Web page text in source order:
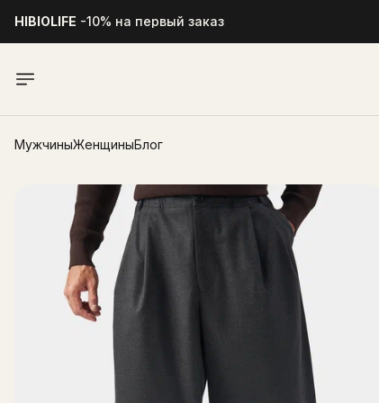
HIBIOLIFE -10% на первый заказ
МужчиныЖенщиныБлог